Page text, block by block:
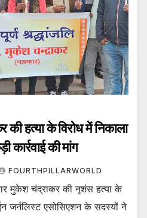
की हत्या के विरोध में निकाला
कार्रवाई की मांग
FOURTHPILLARWORLD
मुकेश चंद्राकर की नृशंस हत्या के
जर्नलिस्ट एसोसिएशन के सदस्यों ने